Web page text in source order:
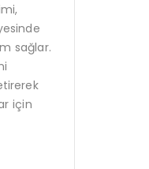
sağlar.
için